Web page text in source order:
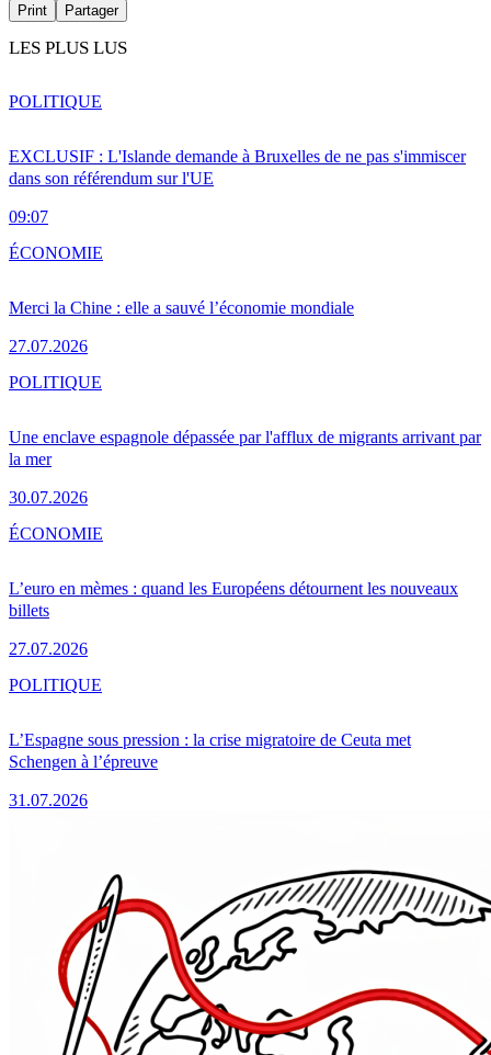
Print Partager
LES PLUS LUS
EXCLUSIF : L'Islande demande à Bruxelles de ne pas s'immiscer
dans son référendum sur l'UE
09:07
POLITIQUE
Merci la Chine : elle a sauvé l’économie mondiale
27.07.2026
ÉCONOMIE
Une enclave espagnole dépassée par l'afflux de migrants arrivant par
la mer
30.07.2026
POLITIQUE
L’euro en mèmes : quand les Européens détournent les nouveaux
billets
27.07.2026
ÉCONOMIE
L’Espagne sous pression : la crise migratoire de Ceuta met
Schengen à l’épreuve
31.07.2026
POLITIQUE